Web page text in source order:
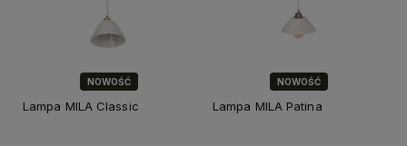
NOWOŚĆ
Lampa MILA Classic
NOWOŚĆ
Lampa MILA Patina